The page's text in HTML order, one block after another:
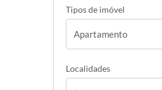
Tipos de imóvel
Localidades